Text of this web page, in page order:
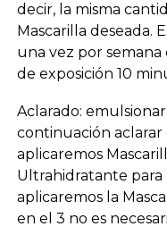
decir, la misma
Mascarilla deseada.
una vez por
de exposición 10
Aclarado:
continuación
aplicaremos
Ultrahidratante
aplicaremos la
en el 3 no es